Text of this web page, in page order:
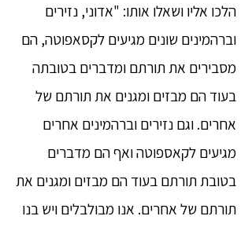
הלכו אליו ושאלו אותו: "אדוני, נזירים
וברהמינים שונים מגיעים לקסאפוטה, הם
מסבירים את תורתם ומדברים בטובתה
בעוד הם מבזים ומגנים את תורתם של
אחרים. וגם נזירים וברהמינים אחרים
מגיעים לקאספוטה ואף הם מדברים
בטובת תורתם בעוד הם מבזים ומגנים את
תורתם של אחרים. אנו מבולבלים ויש בנו